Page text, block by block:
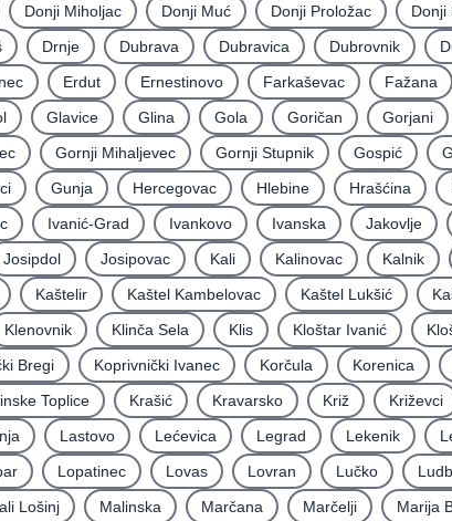
Donji Miholjac Donji Muć Donji Proložac Donji
Drnje Dubrava Dubravica Dubrovnik
Erdut Ernestinovo Farkaševac Fažana
Glavice Glina Gola Goričan Gorjani
Gornji Mihaljevec Gornji Stupnik Gospić
Gunja Hercegovac Hlebine Hrašćina
Ivanić-Grad Ivankovo Ivanska Jakovlje
Josipdol Josipovac Kali Kalinovac Kalnik
Kaštelir Kaštel Kambelovac Kaštel Lukšić
Klenovnik Klinča Sela Klis Kloštar Ivanić
Bregi Koprivnički Ivanec Korčula Korenica
Toplice Krašić Kravarsko Križ Križevci
Lastovo Lećevica Legrad Lekenik
Lopatinec Lovas Lovran Lučko
Lošinj Malinska Marčana Marčelji Marija